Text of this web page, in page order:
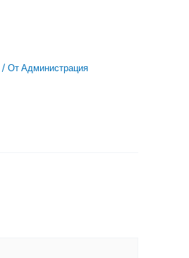
/ ОтАдминистрация